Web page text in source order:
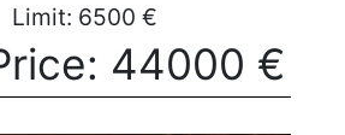
Limit: 6500 €
44000 €